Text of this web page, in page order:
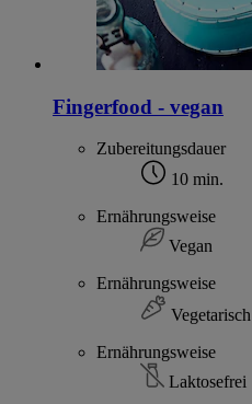
Fingerfood - vegan
Zubereitungsdauer
10 min.
Ernährungsweise
Vegan
Ernährungsweise
Vegetarisch
Ernährungsweise
Laktosefrei